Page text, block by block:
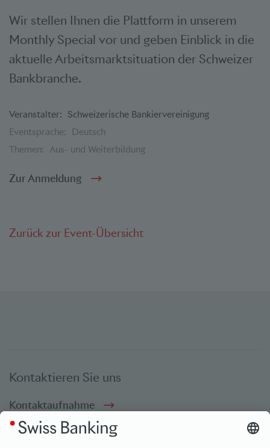
Wir stellen Ihnen die Plattform in unserem
Monthly Special vor und geben Einblick in die
aktuelle Arbeitsmarktsituation der Schweizer
Bankbranche.
Veranstalter: Schweizerische Bankiervereinigung
Eventsprache:
Deutsch
Themen: Aus- und Weiterbildung
Zur Anmeldung
Zurück zur Event-Übersicht
Kontaktieren Sie uns
Kontaktaufnahme